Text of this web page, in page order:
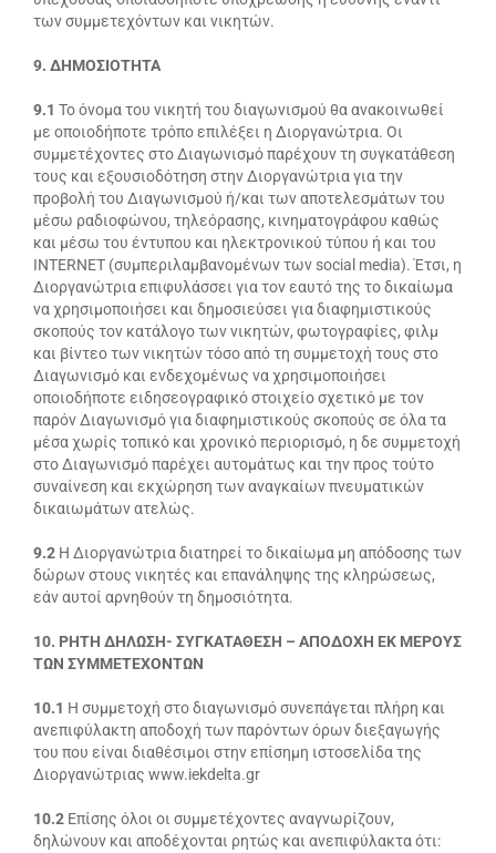
των συμμετεχόντων και νικητών.
9. ΔΗΜΟΣΙΟΤΗΤΑ
9.1 Το όνομα του νικητή του διαγωνισμού θα ανακοινωθεί
με οποιοδήποτε τρόπο επιλέξει η Διοργανώτρια. Οι
συμμετέχοντες στο Διαγωνισμό παρέχουν τη συγκατάθεση
τους και εξουσιοδότηση στην Διοργανώτρια για την
προβολή του Διαγωνισμού ή/και των αποτελεσμάτων του
μέσω ραδιοφώνου, τηλεόρασης, κινηματογράφου καθώς
και μέσω του έντυπου και ηλεκτρονικού τύπου ή και του
INTERNET (συμπεριλαμβανομένων των social media). Έτσι, η
Διοργανώτρια επιφυλάσσει για τον εαυτό της το δικαίωμα
να χρησιμοποιήσει και δημοσιεύσει για διαφημιστικούς
σκοπούς τον κατάλογο των νικητών, φωτογραφίες, φιλμ
και βίντεο των νικητών τόσο από τη συμμετοχή τους στο
Διαγωνισμό και ενδεχομένως να χρησιμοποιήσει
οποιοδήποτε ειδησεογραφικό στοιχείο σχετικό με τον
παρόν Διαγωνισμό για διαφημιστικούς σκοπούς σε όλα τα
μέσα χωρίς τοπικό και χρονικό περιορισμό, η δε συμμετοχή
στο Διαγωνισμό παρέχει αυτομάτως και την προς τούτο
συναίνεση και εκχώρηση των αναγκαίων πνευματικών
δικαιωμάτων ατελώς.
9.2 Η Διοργανώτρια διατηρεί το δικαίωμα μη απόδοσης των
δώρων στους νικητές και επανάληψης της κληρώσεως,
εάν αυτοί αρνηθούν τη δημοσιότητα.
10. ΡΗΤΗ ΔΗΛΩΣΗ- ΣΥΓΚΑΤΑΘΕΣΗ – ΑΠΟΔΟΧΗ ΕΚ ΜΕΡΟΥΣ
ΤΩΝ ΣΥΜΜΕΤΕΧΟΝΤΩΝ
10.1 Η συμμετοχή στο διαγωνισμό συνεπάγεται πλήρη και
ανεπιφύλακτη αποδοχή των παρόντων όρων διεξαγωγής
του που είναι διαθέσιμοι στην επίσημη ιστοσελίδα της
Διοργανώτριας www.iekdelta.gr
10.2 Επίσης όλοι οι συμμετέχοντες αναγνωρίζουν,
δηλώνουν και αποδέχονται ρητώς και ανεπιφύλακτα ότι: